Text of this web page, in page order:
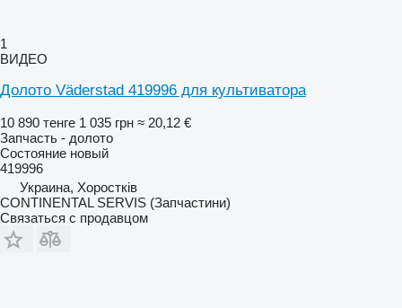
1
ВИДЕО
Долото Väderstad 419996 для культиватора
10 890 тенге 1 035 грн ≈ 20,12 €
Запчасть - долото
Состояние новый
419996
Украина, Хоростків
CONTINENTAL SERVIS (Запчастини)
Связаться с продавцом